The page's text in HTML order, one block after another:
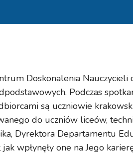
Doskonalenia Nauczycieli
Podczas
są uczniowie
do uczniów liceów,
Dyrektora Departamentu
wpłynęły one na Jego